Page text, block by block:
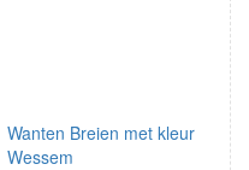
Wanten Breien met kleur
Wessem